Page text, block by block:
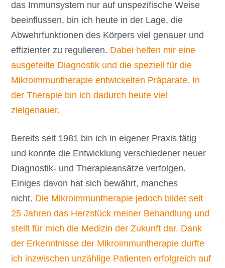
das Immunsystem nur auf unspezifische Weise
beeinflussen, bin ich heute in der Lage, die
Abwehrfunktionen des Körpers viel genauer und
effizienter zu regulieren. Dabei helfen mir eine
ausgefeilte Diagnostik und die speziell für die
Mikroimmuntherapie entwickelten Präparate. In
der Therapie bin ich dadurch heute viel
zielgenauer.
Bereits seit 1981 bin ich in eigener Praxis tätig
und konnte die Entwicklung verschiedener neuer
Diagnostik- und Therapieansätze verfolgen.
Einiges davon hat sich bewährt, manches
nicht. Die Mikroimmuntherapie jedoch bildet seit
25 Jahren das Herzstück meiner Behandlung und
stellt für mich die Medizin der Zukunft dar. Dank
der Erkenntnisse der Mikroimmuntherapie durfte
ich inzwischen unzählige Patienten erfolgreich auf